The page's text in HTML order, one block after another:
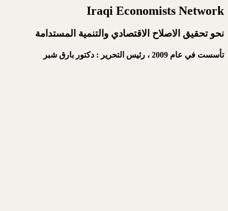
Iraqi Economists Network
نحو تحقيق الاصلاح الاقتصادي والتنمية المستدامة
تأسست في عام 2009 ، رئيس التحرير : دكتور بارق شبر